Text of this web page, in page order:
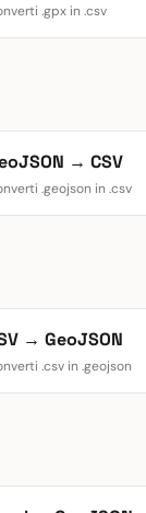
.gpx in .csv
→ CSV
.geojson in .csv
→ GeoJSON
.csv in .geojson